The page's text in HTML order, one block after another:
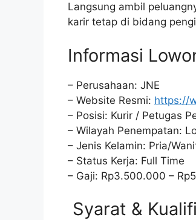
Langsung ambil
karir tetap di bidang
Informasi
– Perusahaan: JNE
– Website Resmi: https://
– Posisi: Kurir / Petugas
– Wilayah Penempatan:
– Jenis Kelamin: Pria/
– Status Kerja: Full Time
– Gaji: Rp3.500.000 –
Syarat &